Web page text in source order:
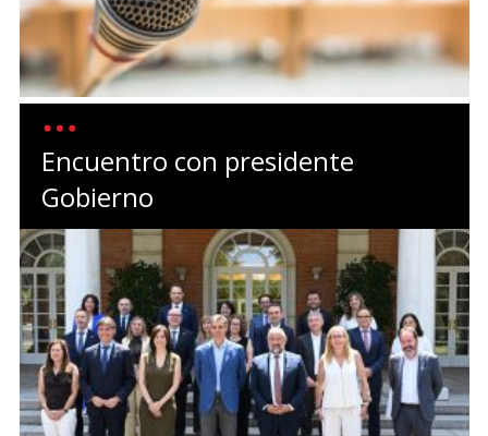
Encuentro con presidente
Gobierno